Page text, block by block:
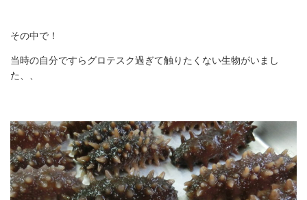
その中で！
当時の自分ですらグロテスク過ぎて触りたくない生物がいまし
た、、